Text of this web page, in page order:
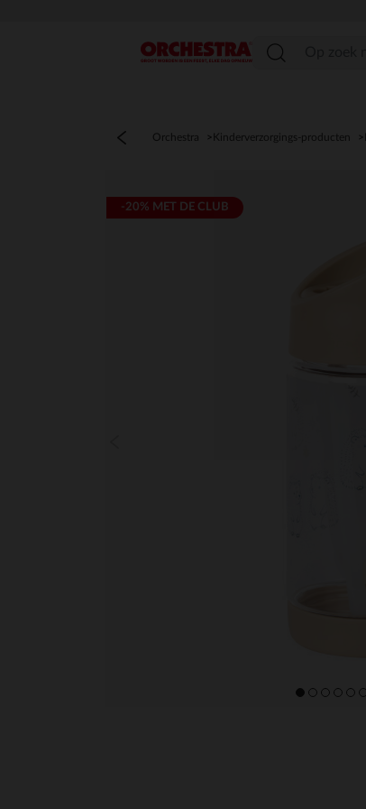
menu
Orchestra Kinderverzorgings-producten
-20% MET DE CLUB